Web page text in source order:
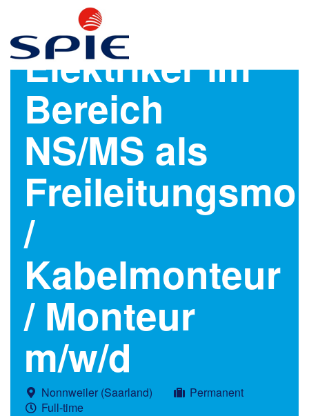
Elektriker im
Bereich
NS/MS als
/
Kabelmonteur
/ Monteur
m/w/d
Nonnweiler (Saarland)
Permanent
Full-time